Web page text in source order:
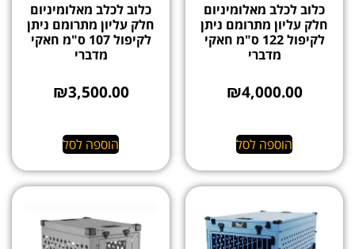
כלוב לכלב מאלומיניום
חלק עליון מתרומם ניתן
לקיפול 122 ס"מ חאקי
מדברי
₪4,000.00
הוספה לסל
כלוב לכלב מאלומיניום
חלק עליון מתרומם ניתן
לקיפול 107 ס"מ חאקי
מדברי
₪3,500.00
הוספה לסל